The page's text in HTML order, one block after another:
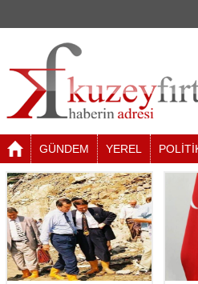
GÜNDEM YEREL